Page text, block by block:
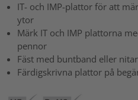
IT- och IMP-plattor för att
ytor
Märk IT och IMP plattorna
pennor
Fäst med buntband eller nitar
Färdigskrivna plattor på